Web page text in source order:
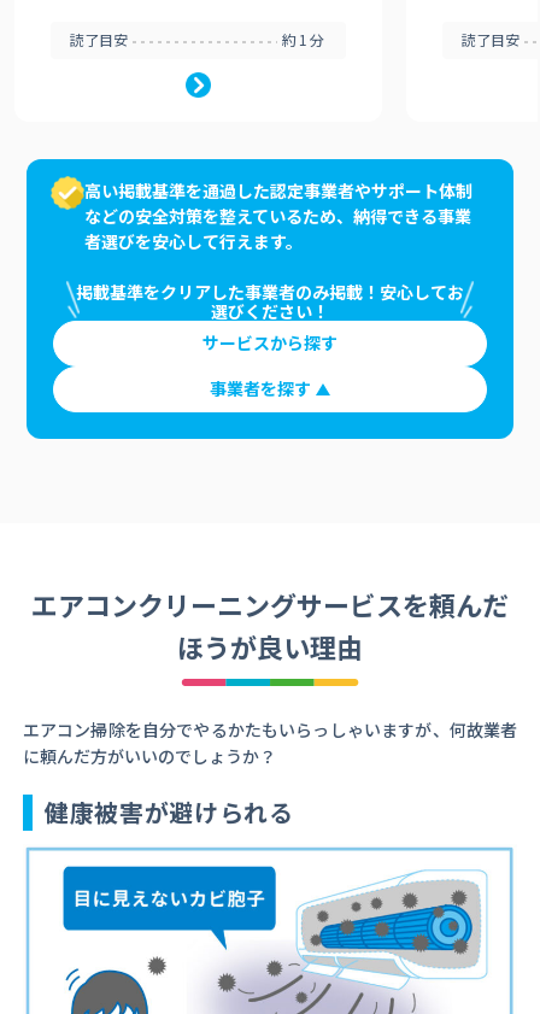
読了目安 約1分 読了目安
高い掲載基準を通過した認定事業者やサポート体制
などの安全対策を整えているため、納得できる事業
者選びを安心して行えます。
掲載基準をクリアした事業者のみ掲載！安心してお
選びください！
サービスから探す
事業者を探す
エアコンクリーニングサービスを頼んだ
ほうが良い理由
エアコン掃除を自分でやるかたもいらっしゃいますが、何故業者
に頼んだ方がいいのでしょうか？
健康被害が避けられる